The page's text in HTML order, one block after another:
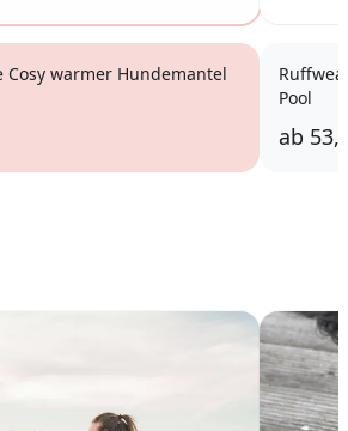
Cosy warmer Hundemantel
Pool
ab